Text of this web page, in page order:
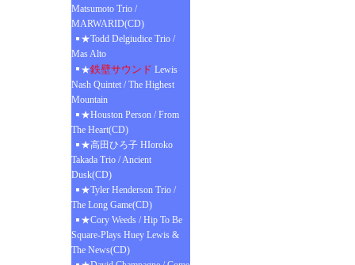
Matsumoto Trio /
MARWARID(CD)
★Todd Delgiudice Trio /
Mas Alto
★鉄壁サウンド Lewis
Nash Quintet / The Highest
Mountain
★Houston Person / From
The Heart(CD)
★高田ひろ子 HIoroko
Takada Trio / Ancient
Dusk(CD)
★Tyler Henderson Trio /
The Long Game(CD)
★Cory Weeds / Hip To Be
Square-Plays Huey Lewis &
The News(CD)